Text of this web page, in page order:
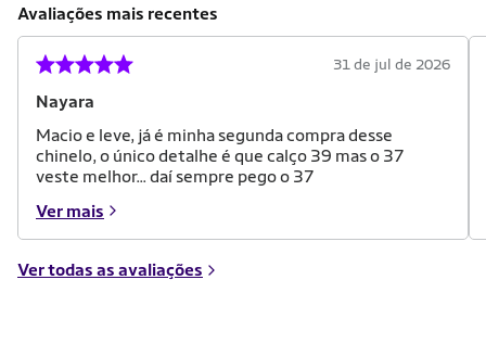
Avaliações mais recentes
Nayara
31 de jul de 2026
Macio e leve, já é minha segunda compra desse
chinelo, o único detalhe é que calço 39 mas o 37
veste melhor... daí sempre pego o 37
Ver mais
Ver todas as avaliações